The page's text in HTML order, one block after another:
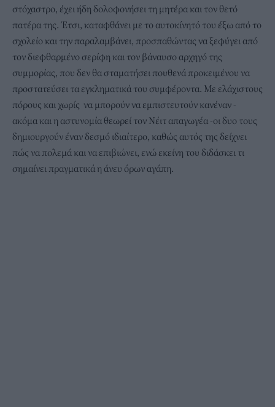
στόχαστρο, έχει ήδη δολοφονήσει τη μητέρα και τον θετό
πατέρα της. Έτσι, καταφθάνει με το αυτοκίνητό του έξω από το
σχολείο και την παραλαμβάνει, προσπαθώντας να ξεφύγει από
τον διεφθαρμένο σερίφη και τον βάναυσο αρχηγό της
συμμορίας, που δεν θα σταματήσει πουθενά προκειμένου να
προστατεύσει τα εγκληματικά του συμφέροντα. Με ελάχιστους
πόρους και χωρίς να μπορούν να εμπιστευτούν κανέναν -
ακόμα και η αστυνομία θεωρεί τον Νέιτ απαγωγέα -οι δυο τους
δημιουργούν έναν δεσμό ιδιαίτερο, καθώς αυτός της δείχνει
πώς να πολεμά και να επιβιώνει, ενώ εκείνη του διδάσκει τι
σημαίνει πραγματικά η άνευ όρων αγάπη.